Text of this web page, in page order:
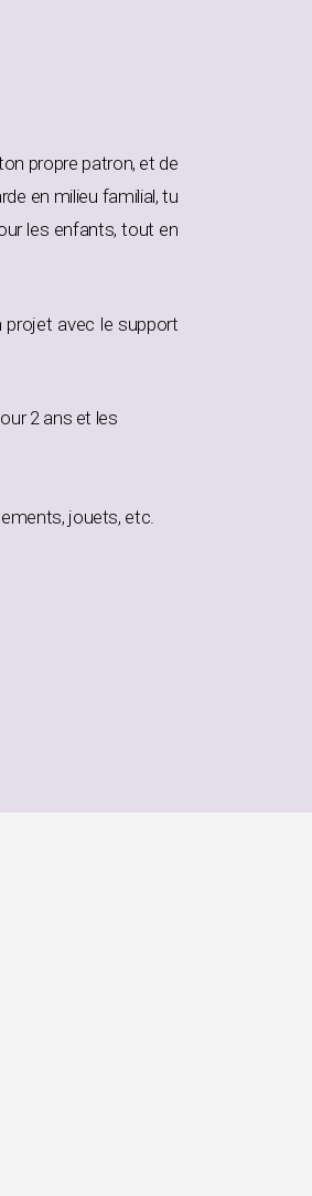
propre patron, et de
en milieu familial, tu
les enfants, tout en
projet avec le support
2 ans et les
jouets, etc.